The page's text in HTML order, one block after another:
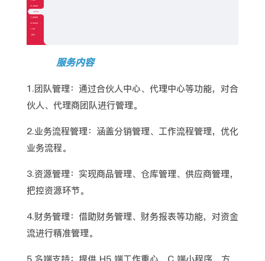
服务内容
1.团队管理：通过合伙人中心、代理中心等功能，对合
伙人、代理商团队进行管理。
2.业务流程管理：涵盖分销管理、工作流程管理，优化
业务流程。
3.资源管理：实现商品管理、仓库管理、供应商管理，
把控资源环节。
4.财务管理：借助财务管理、财务报表等功能，对资金
流进行精准管理。